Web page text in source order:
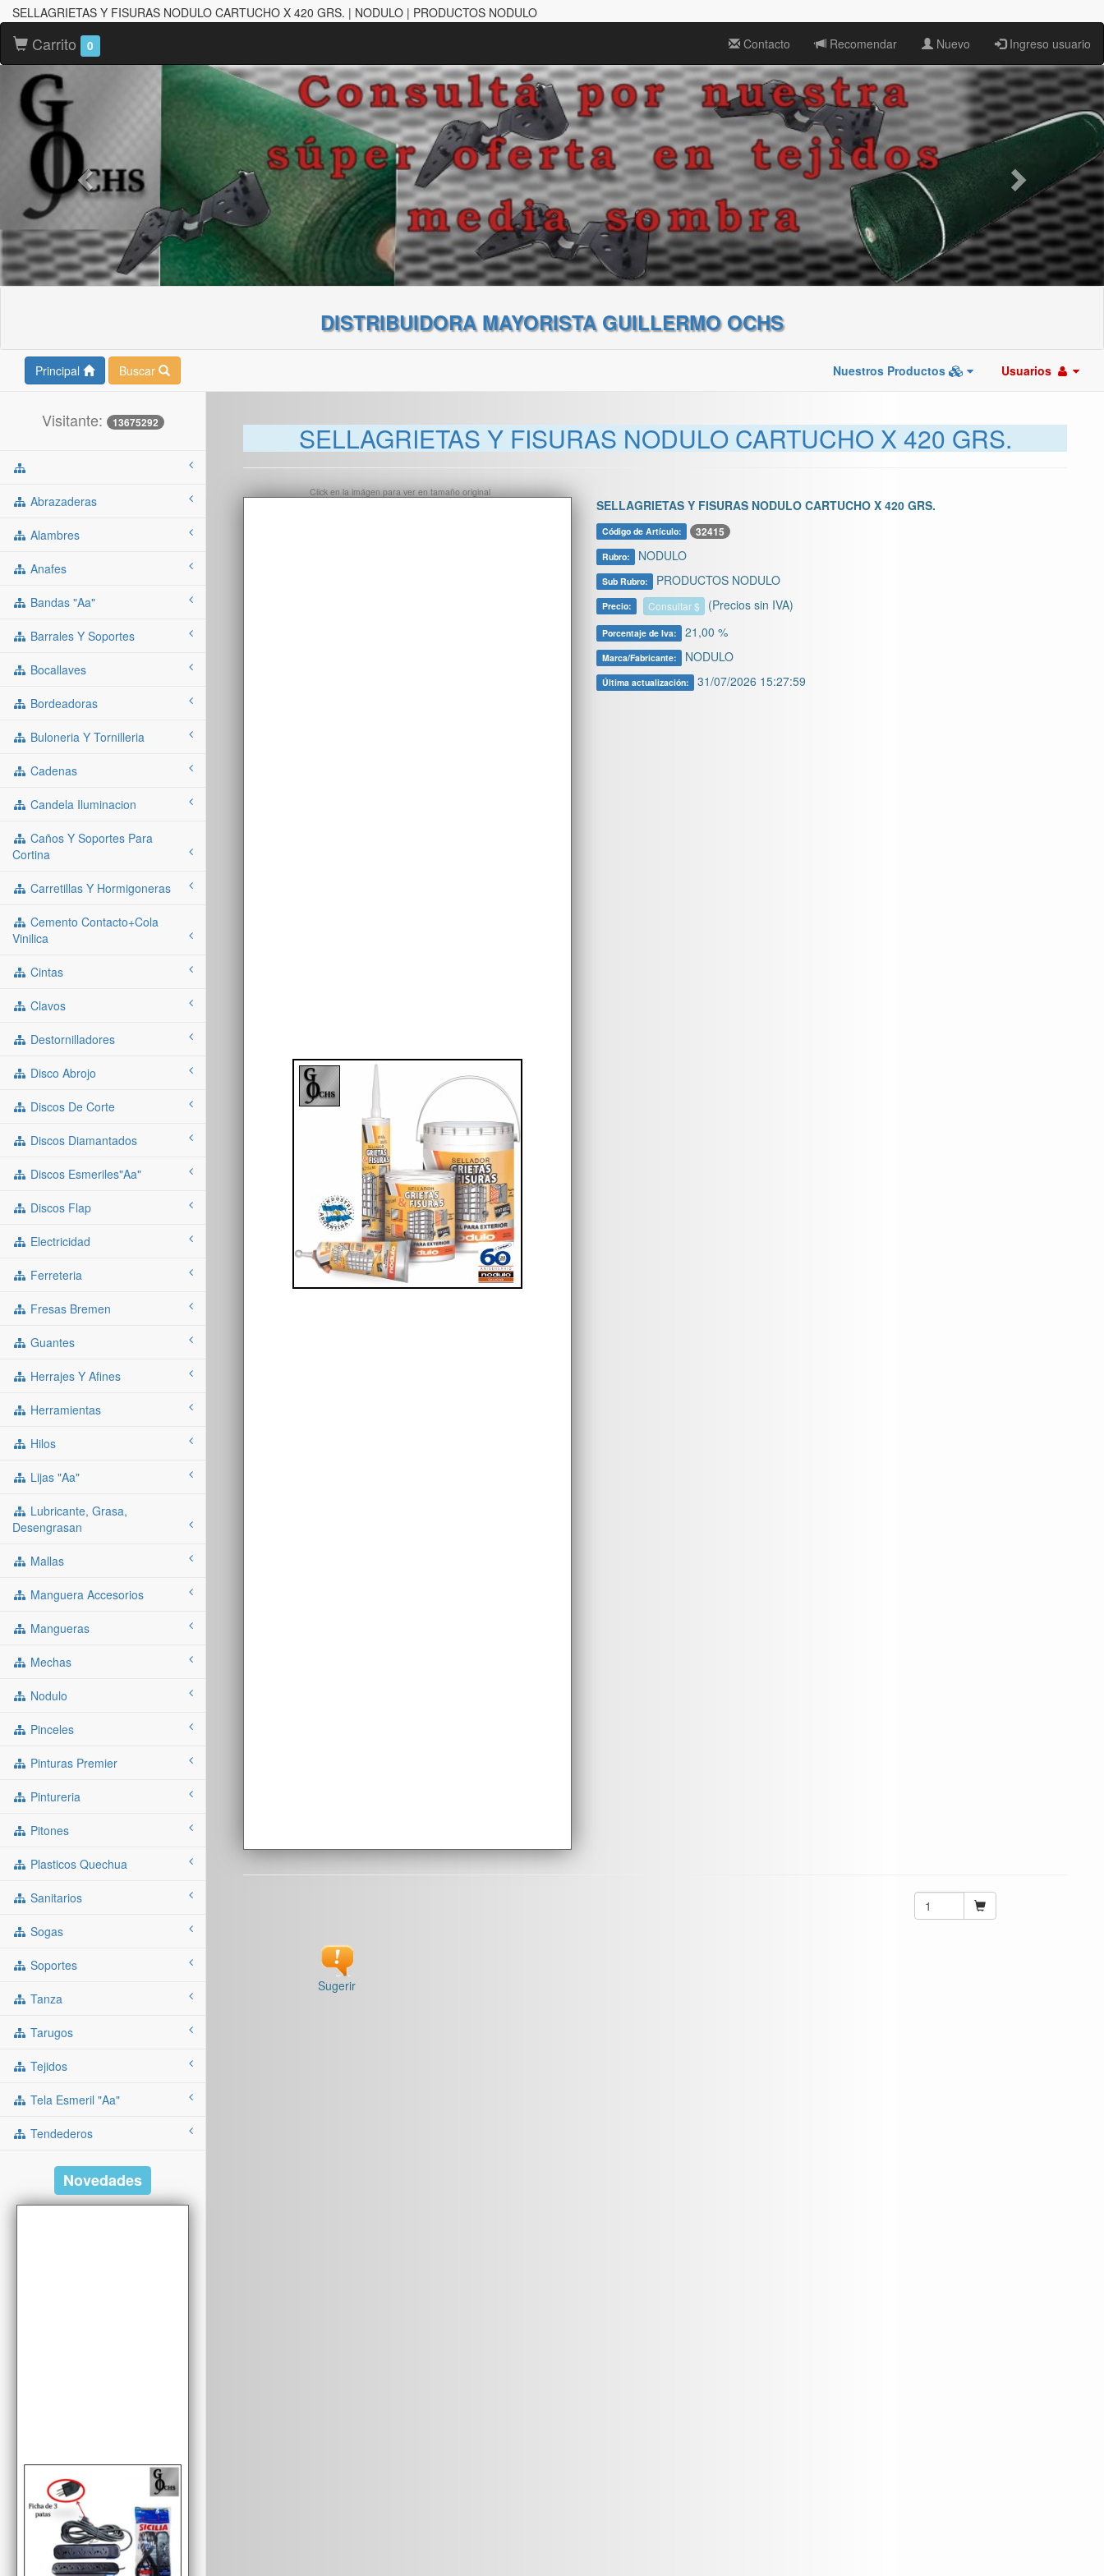
SELLAGRIETAS Y FISURAS NODULO CARTUCHO X 420 GRS. | NODULO | PRODUCTOS NODULO
Carrito 0 Contacto Recomendar Nuevo Ingreso usuario
DISTRIBUIDORA MAYORISTA GUILLERMO OCHS
Principal Buscar Nuestros Productos Usuarios
Visitante: 13675292
Abrazaderas
Alambres
Anafes
Bandas "aa"
Barrales Y Soportes
Bocallaves
Bordeadoras
Buloneria Y Tornilleria
Cadenas
Candela Iluminacion
Caños Y Soportes Para
Cortina
Carretillas Y Hormigoneras
Cemento Contacto+cola
Vinilica
Cintas
Clavos
Destornilladores
Disco Abrojo
Discos De Corte
Discos Diamantados
Discos Esmeriles"aa"
Discos Flap
Electricidad
Ferreteria
Fresas Bremen
Guantes
Herrajes Y Afines
Herramientas
Hilos
Lijas "aa"
Lubricante, Grasa,
Desengrasan
Mallas
Manguera Accesorios
Mangueras
Mechas
Nodulo
Pinceles
Pinturas Premier
Pintureria
Pitones
Plasticos Quechua
Sanitarios
Sogas
Soportes
Tanza
Tarugos
Tejidos
Tela Esmeril "aa"
Tendederos
Novedades
SELLAGRIETAS Y FISURAS NODULO CARTUCHO X 420 GRS.
Click en la imágen para ver en tamaño original
SELLAGRIETAS Y FISURAS NODULO CARTUCHO X 420 GRS.
Código de Artículo: 32415
Rubro: NODULO
Sub Rubro: PRODUCTOS NODULO
Precio: Consultar $ (Precios sin IVA)
Porcentaje de Iva: 21,00 %
Marca/Fabricante: NODULO
Última actualización: 31/07/2026 15:27:59
Sugerir